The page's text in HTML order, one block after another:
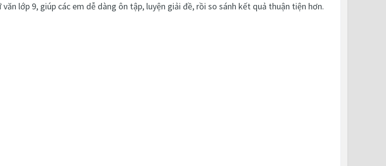
lớp 9, giúp các em dễ dàng ôn tập, luyện giải đề, rồi so sánh kết quả thuận tiện hơn.